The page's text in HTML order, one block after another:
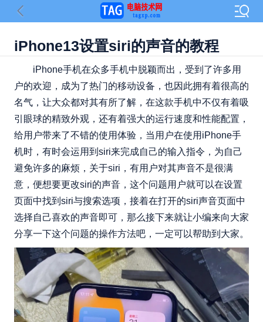
iPhone13设置siri的声音的教程
iPhone手机在众多手机中脱颖而出，受到了许多用
户的欢迎，成为了热门的移动设备，也因此拥有着很高的
名气，让大众都对其有所了解，在这款手机中不仅有着吸
引眼球的精致外观，还有着强大的运行速度和性能配置，
给用户带来了不错的使用体验，当用户在使用iPhone手
机时，有时会运用到siri来完成自己的输入指令，为自己
避免许多的麻烦，关于siri，有用户对其声音不是很满
意，便想要更改siri的声音，这个问题用户就可以在设置
页面中找到siri与搜索选项，接着在打开的siri声音页面中
选择自己喜欢的声音即可，那么接下来就让小编来向大家
分享一下这个问题的操作方法吧，一定可以帮助到大家。